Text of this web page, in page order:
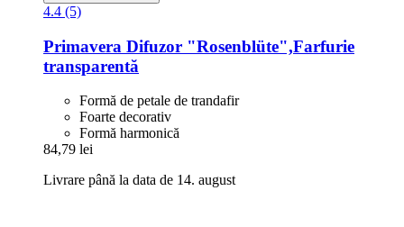
4.4 (5)
Primavera Difuzor "Rosenblüte",Farfurie
transparentă
Formă de petale de trandafir
Foarte decorativ
Formă harmonică
84,79 lei
Livrare până la data de 14. august